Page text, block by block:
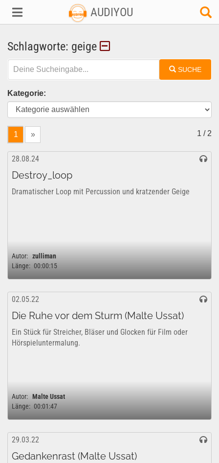
AUDIYOU
Schlagworte: geige
SUCHE
Kategorie:
1 » 1 / 2
28.08.24
Destroy_loop
Dramatischer Loop mit Percussion und kratzender Geige
Autor: zulliman
Länge: 00:00:15
02.05.22
Die Ruhe vor dem Sturm (Malte Ussat)
Ein Stück für Streicher, Bläser und Glocken für Film oder
Hörspieluntermalung.
Autor: Malte Ussat
Länge: 00:01:47
29.03.22
Gedankenrast (Malte Ussat)